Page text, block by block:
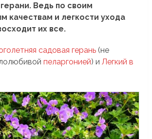
Ведь по своим
качествам и легкости ухода
их все.
садовая герань (не
пеларгонией) иЛегкий в